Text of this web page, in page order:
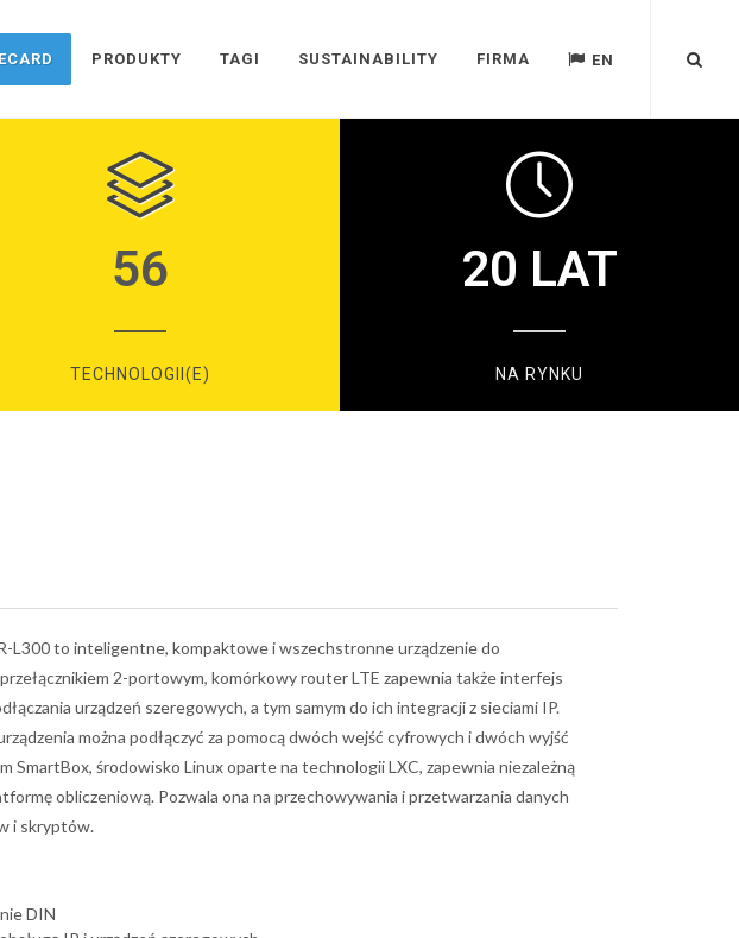
PRODUKTY TAGI SUSTAINABILITY FIRMA EN
56
TECHNOLOGII(E)
20 LAT
NA RYNKU
L300 to inteligentne, kompaktowe i wszechstronne urządzenie do
2-portowym, komórkowy router LTE zapewnia także interfejs
urządzeń szeregowych, a tym samym do ich integracji z sieciami IP.
można podłączyć za pomocą dwóch wejść cyfrowych i dwóch wyjść
SmartBox, środowisko Linux oparte na technologii LXC, zapewnia niezależną
obliczeniową. Pozwala ona na przechowywania i przetwarzania danych
i skryptów.
DIN